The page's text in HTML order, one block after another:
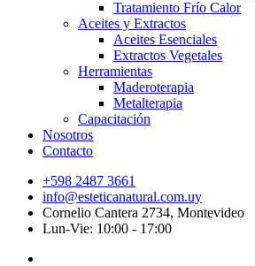
Tratamiento Frío Calor
Aceites y Extractos
Aceites Esenciales
Extractos Vegetales
Herramientas
Maderoterapia
Metalterapia
Capacitación
Nosotros
Contacto
+598 2487 3661
info@esteticanatural.com.uy
Cornelio Cantera 2734, Montevideo
Lun-Vie: 10:00 - 17:00